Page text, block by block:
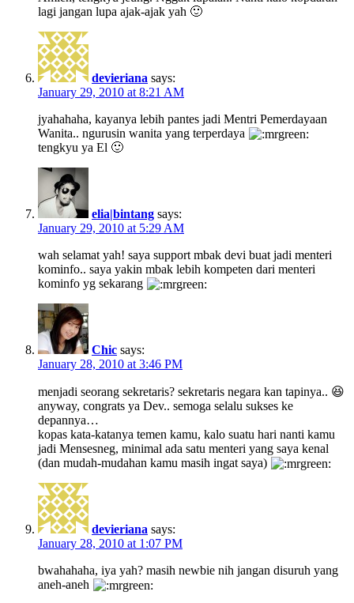
lagi jangan lupa ajak-ajak yah 🙂
devieriana says:
January 29, 2010 at 8:21 AM
jyahahaha, kayanya lebih pantes jadi Mentri Pemerdayaan
Wanita.. ngurusin wanita yang terperdaya
tengkyu ya El 🙂
elia|bintang says:
January 29, 2010 at 5:29 AM
wah selamat yah! saya support mbak devi buat jadi menteri
kominfo.. saya yakin mbak lebih kompeten dari menteri
kominfo yg sekarang
Chic says:
January 28, 2010 at 3:46 PM
menjadi seorang sekretaris? sekretaris negara kan tapinya.. 😆
anyway, congrats ya Dev.. semoga selalu sukses ke
depannya…
kopas kata-katanya temen kamu, kalo suatu hari nanti kamu
jadi Mensesneg, minimal ada satu menteri yang saya kenal
(dan mudah-mudahan kamu masih ingat saya)
devieriana says:
January 28, 2010 at 1:07 PM
bwahahaha, iya yah? masih newbie nih jangan disuruh yang
aneh-aneh